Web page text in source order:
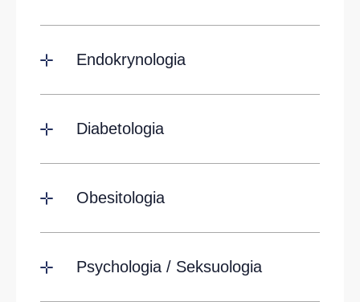
Endokrynologia
Diabetologia
Obesitologia
Psychologia / Seksuologia